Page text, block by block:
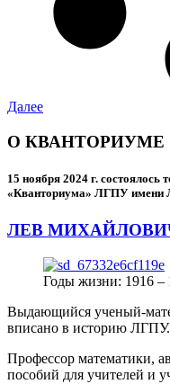
Далее
О КВАНТОРИУМЕ
15 ноября 2024 г. состоялось
«Кванториума» ЛГПУ имени
ЛЕВ
Годы жизни: 1916 –
Выдающийся ученый-
вписано в историю ЛГПУ.
Профессор математики,
пособий для учителей и